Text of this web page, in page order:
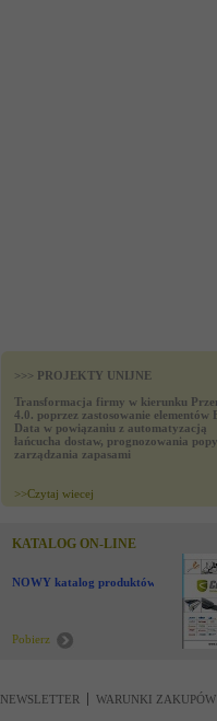
>>> PROJEKTY UNIJNE
Transformacja firmy w kierunku
4.0. poprzez zastosowanie elementów
Data w powiązaniu z automatyzacją
łańcucha dostaw, prognozowania
zarządzania zapasami
>>Czytaj wiecej
KATALOG ON-LINE
NOWY katalog produktów !
Pobierz
NEWSLETTER WARUNKI ZAKUPÓW